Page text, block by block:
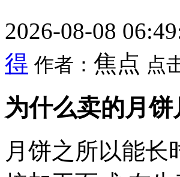
2026-08-08
得 作者： 焦点 点
为什么卖的月
月饼之所以能